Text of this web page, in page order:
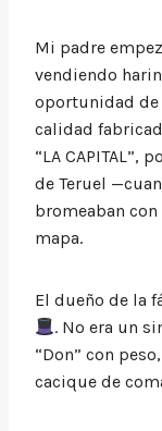
Mi padre
vendiendo
oportunidad de
calidad
“LA CAPITAL”,
de Teruel
bromeaban
mapa.
El dueño de la
. No era un
“Don” con
cacique de